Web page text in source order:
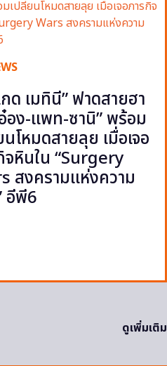
ด เมทินี” ฟาดสายฮา
อง-แพท-ซานิ” พร้อม
นโหมดสายลุย เมื่อเจอ
จหินใน “Surgery
สงครามแห่งความ
อีพี6
ดูเพิ่มเติม